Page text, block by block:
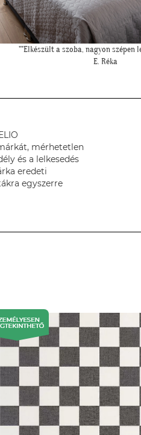
"Felkerültek a tapéták az eredmény
H. Anita
mérhetetlen
és a lelkesedés
eredeti
egyszerre